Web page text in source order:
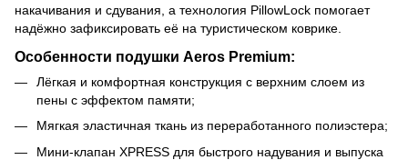
накачивания и сдувания, а технология PillowLock помогает
надёжно зафиксировать её на туристическом коврике.
Особенности подушки Aeros Premium:
Лёгкая и комфортная конструкция с верхним слоем из
пены с эффектом памяти;
Мягкая эластичная ткань из переработанного полиэстера;
Мини-клапан XPRESS для быстрого надувания и выпуска